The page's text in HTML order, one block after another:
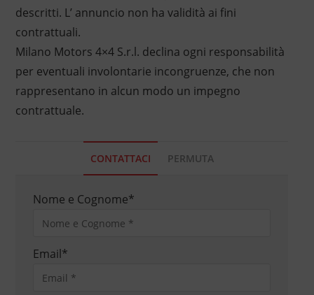
descritti. L’ annuncio non ha validità ai fini
contrattuali.
Milano Motors 4×4 S.r.l. declina ogni responsabilità
per eventuali involontarie incongruenze, che non
rappresentano in alcun modo un impegno
contrattuale.
CONTATTACI PERMUTA
Nome e Cognome*
Email*